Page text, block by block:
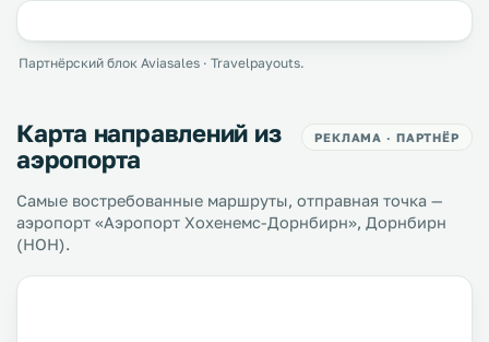
Партнёрский блок Aviasales · Travelpayouts.
Карта направлений из
аэропорта
РЕКЛАМА · ПАРТНЁР
Самые востребованные маршруты, отправная точка —
аэропорт «Аэропорт Хохенемс-Дорнбирн», Дорнбирн
(HOH).